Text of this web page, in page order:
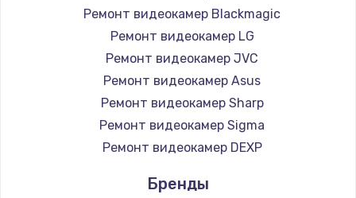
1320 руб.
Заказать
Чистка от пыли
990 руб.
Заказать
Замена жесткого диска
Ремонт видеокамер Blackmagic
Ремонт видеокамер LG
Ремонт видеокамер JVC
Ремонт видеокамер Asus
Ремонт видеокамер Sharp
Ремонт видеокамер Sigma
Ремонт видеокамер DEXP
Бренды